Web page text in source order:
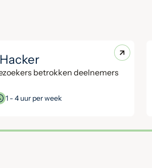
betrokken deelnemers
1 - 4 uur per week